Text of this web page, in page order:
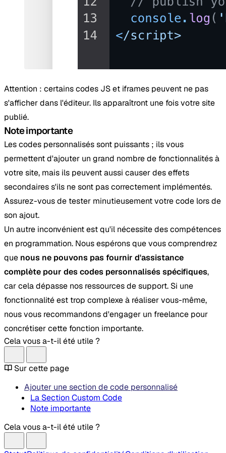
Attention : certains codes JS et iframes peuvent ne pas
s'afficher dans l'éditeur. Ils apparaîtront une fois votre site
publié.
Note importante
Les codes personnalisés sont puissants ; ils vous
permettent d'ajouter un grand nombre de fonctionnalités à
votre site, mais ils peuvent aussi causer des effets
secondaires s'ils ne sont pas correctement implémentés.
Assurez-vous de tester minutieusement votre code lors de
son ajout.
Un autre inconvénient est qu'il nécessite des compétences
en programmation. Nous espérons que vous comprendrez
que nous ne pouvons pas fournir d'assistance
complète pour des codes personnalisés spécifiques,
car cela dépasse nos ressources de support. Si une
fonctionnalité est trop complexe à réaliser vous-même,
nous vous recommandons d'engager un freelance pour
concrétiser cette fonction importante.
Cela vous a-t-il été utile ?
Sur cette page
Ajouter une section de code personnalisé
La Section Custom Code
Note importante
Cela vous a-t-il été utile ?